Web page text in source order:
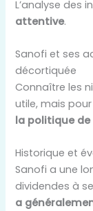
L’analyse des
attentive.
Sanofi et ses
décortiquée
Connaître les
utile, mais
la politique
Historique et
Sanofi a une
dividendes à
a